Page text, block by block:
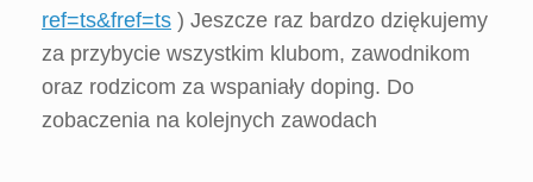
ref=ts&fref=ts ) Jeszcze raz bardzo dziękujemy
za przybycie wszystkim klubom, zawodnikom
oraz rodzicom za wspaniały doping. Do
zobaczenia na kolejnych zawodach